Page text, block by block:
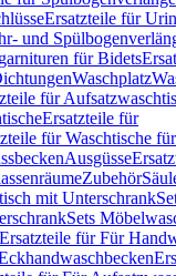
Ersatzteile für
und
für Bidets
Waschplatz
für
Ersatzteile für
für Waschtische für
Ausgüsse
Zubehör
mit Unterschrank
Sets
Ersatzteile für Für